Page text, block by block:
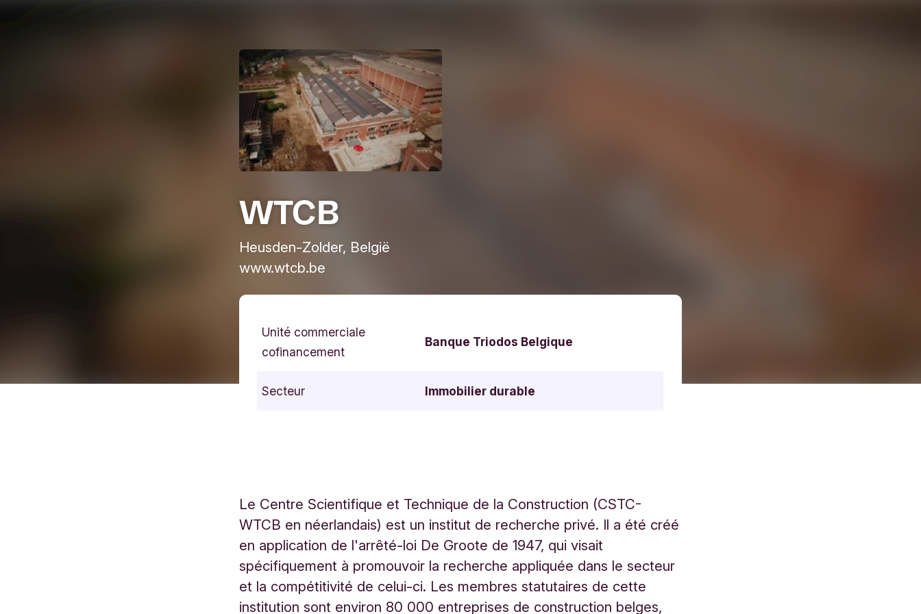
WTCB
Heusden-Zolder, België
www.wtcb.be
Unité commerciale
cofinancement
Banque Triodos Belgique
Secteur Immobilier durable
Le Centre Scientifique et Technique de la Construction (CSTC-
WTCB en néerlandais) est un institut de recherche privé. Il a été créé
en application de l'arrêté-loi De Groote de 1947, qui visait
spécifiquement à promouvoir la recherche appliquée dans le secteur
et la compétitivité de celui-ci. Les membres statutaires de cette
institution sont environ 80 000 entreprises de construction belges,